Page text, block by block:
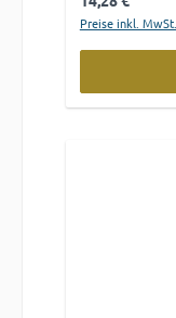
Preise inkl.